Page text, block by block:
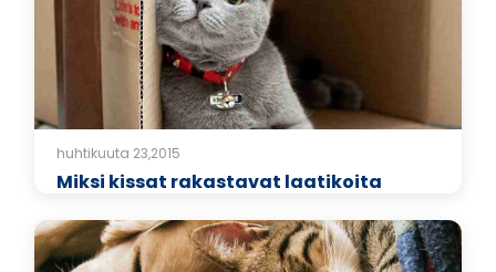
huhtikuuta 23,2015
Miksi kissat rakastavat laatikoita